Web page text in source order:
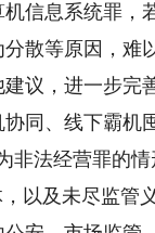
信息系统罪，
散等原因，难
，进一步完善
同、线下霸机
非法经营罪的
，以及未尽监管